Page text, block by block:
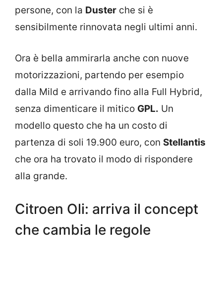
persone, con la Duster che si è
sensibilmente rinnovata negli ultimi anni.
Ora è bella ammirarla anche con nuove
motorizzazioni, partendo per esempio
dalla Mild e arrivando fino alla Full Hybrid,
senza dimenticare il mitico GPL. Un
modello questo che ha un costo di
partenza di soli 19.900 euro, con Stellantis
che ora ha trovato il modo di rispondere
alla grande.
Citroen Oli: arriva il concept
che cambia le regole